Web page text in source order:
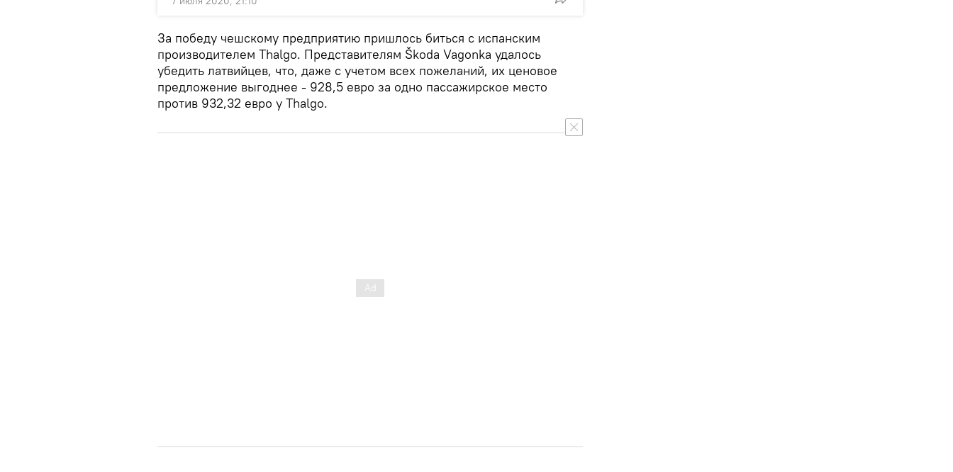
За победу чешскому предприятию пришлось биться с испанским
производителем Thalgo. Представителям Škoda Vagonka удалось
убедить латвийцев, что, даже с учетом всех пожеланий, их ценовое
предложение выгоднее - 928,5 евро за одно пассажирское место
против 932,32 евро у Thalgo.